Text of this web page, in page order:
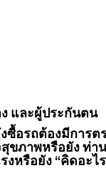
และผู้ประกันตน
ซื้อรถต้องมีการต
ภาพหรือยัง ท่า
หรือยัง “คิดอะไ